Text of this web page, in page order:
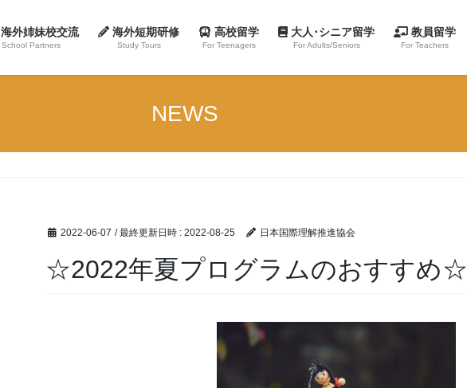
海外姉妹校交流
School Partners
海外短期研修
Study Tours
高校留学
For Teenagers
大人･シニア留学
For Adults/Seniors
教員留学
For Teachers
NEWS
2022-06-07 / 最終更新日時 : 2022-08-25 日本国際理解推進協会
☆2022年夏プログラムのおすすめ☆